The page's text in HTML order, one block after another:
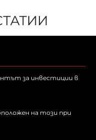
за инвестиции в
на този при